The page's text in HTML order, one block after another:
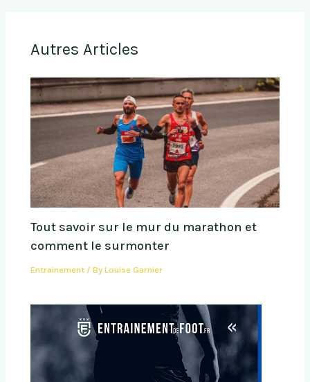
Autres Articles
Tout savoir sur le mur du marathon et
comment le surmonter
Entrainement / ByLouise Garnier